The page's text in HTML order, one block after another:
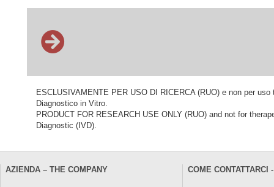
ESCLUSIVAMENTE PER USO DI RICERCA (RUO) e non per
Diagnostico in Vitro.
PRODUCT FOR RESEARCH USE ONLY (RUO) and not for
Diagnostic (IVD).
AZIENDA – THE COMPANY COME CONTATTARCI